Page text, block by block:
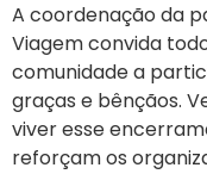
A coordenação da
Viagem convida
comunidade a
graças e bênçãos.
viver esse
reforçam os